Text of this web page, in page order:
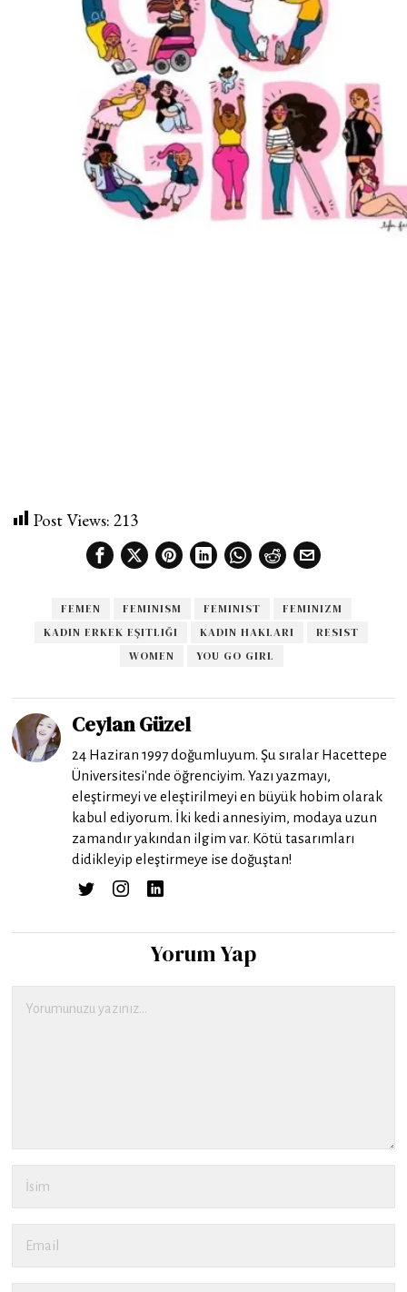
Post Views: 213
FEMEN FEMINISM FEMINIST
FEMINIZM
KADIN ERKEK EŞITLIĞI
KADIN HAKLARI
RESIST
WOMEN
YOU GO GIRL
Ceylan Güzel
24 Haziran 1997 doğumluyum. Şu sıralar Hacettepe
Üniversitesi'nde öğrenciyim. Yazı yazmayı,
eleştirmeyi ve eleştirilmeyi en büyük hobim olarak
kabul ediyorum. İki kedi annesiyim, modaya uzun
zamandır yakından ilgim var. Kötü tasarımları
didikleyip eleştirmeye ise doğuştan!
Yorum Yap